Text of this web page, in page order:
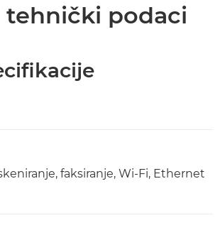
tehnički podaci
faksiranje, Wi-Fi, Ethernet